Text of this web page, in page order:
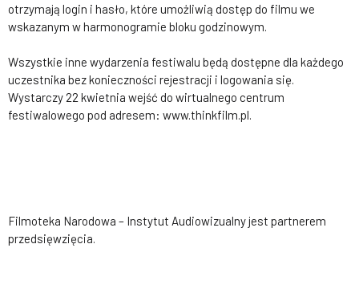
otrzymają login i hasło, które umożliwią dostęp do filmu we
wskazanym w harmonogramie bloku godzinowym.
Wszystkie inne wydarzenia festiwalu będą dostępne dla każdego
uczestnika bez konieczności rejestracji i logowania się.
Wystarczy 22 kwietnia wejść do wirtualnego centrum
festiwalowego pod adresem: www.thinkfilm.pl.
Filmoteka Narodowa – Instytut Audiowizualny jest partnerem
przedsięwzięcia.